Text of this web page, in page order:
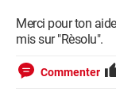
Merci pour ton
mis sur "Rèsolu".
Commenter